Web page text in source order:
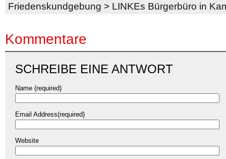
Friedenskundgebung > LINKEs Bürgerbüro in
Kommentare
SCHREIBE EINE ANTWORT
Name (required)
Email Address(required)
Website